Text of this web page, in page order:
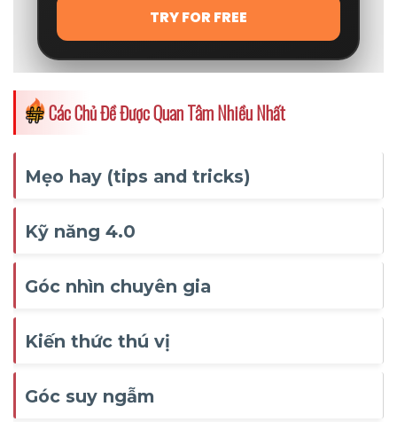
Các Chủ Đề Được Quan Tâm Nhiều Nhất
Mẹo hay (tips and tricks)
Kỹ năng 4.0
Góc nhìn chuyên gia
Kiến thức thú vị
Góc suy ngẫm